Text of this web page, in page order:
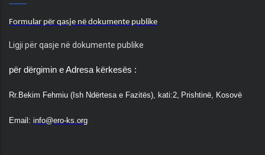
Formular për qasje në dokumente publike
Ligji për qasje në dokumente publike
për dërgimin e Adresa kërkesës :
Rr. Bekim Fehmiu (Ish Ndërtesa e Fazitës), kati:2, Prishtinë, Kosovë
Email: info@ero-ks.org